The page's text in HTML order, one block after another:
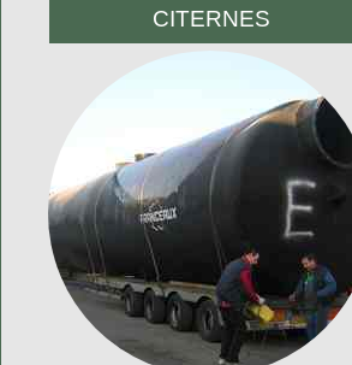
CITERNES